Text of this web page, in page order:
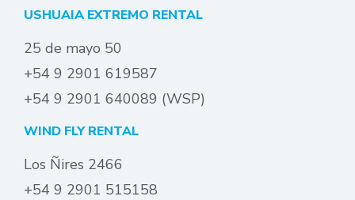
USHUAIA EXTREMO RENTAL
25 de mayo 50
+54 9 2901 619587
+54 9 2901 640089 (WSP)
WIND FLY RENTAL
Los Ñires 2466
+54 9 2901 515158